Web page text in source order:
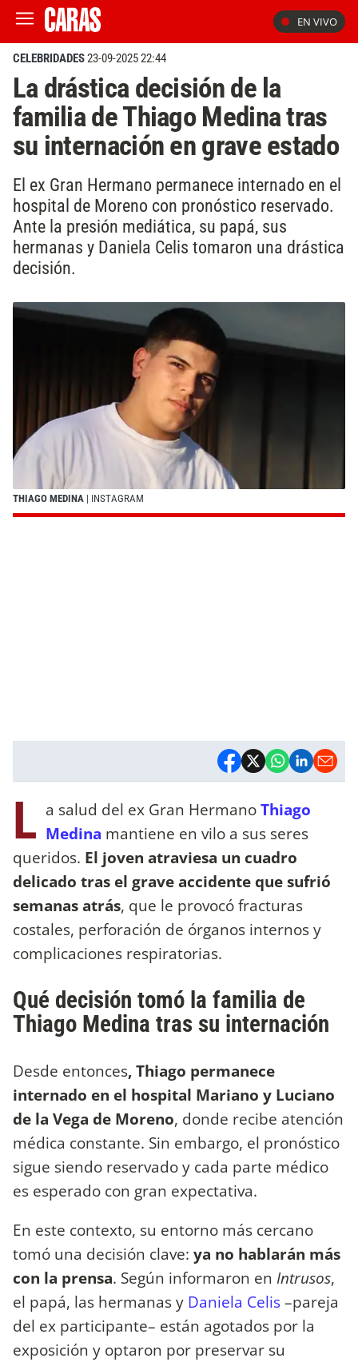
EN VIVO
CELEBRIDADES23-09-2025 22:44
La drástica decisión de la
familia de Thiago Medina tras
su internación en grave estado
El ex Gran Hermano permanece internado en el
hospital de Moreno con pronóstico reservado.
Ante la presión mediática, su papá, sus
hermanas y Daniela Celis tomaron una drástica
decisión.
THIAGO MEDINA | INSTAGRAM
L a salud del ex Gran HermanoThiago
Medina mantiene en vilo a sus seres
queridos. El joven atraviesa un cuadro
delicado tras el grave accidente que sufrió
semanas atrás, que le provocó fracturas
costales, perforación de órganos internos y
complicaciones respiratorias.
Qué decisión tomó la familia de
Thiago Medina tras su internación
Desde entonces, Thiago permanece
internado en el hospital Mariano y Luciano
de la Vega de Moreno, donde recibe atención
médica constante. Sin embargo, el pronóstico
sigue siendo reservado y cada parte médico
es esperado con gran expectativa.
En este contexto, su entorno más cercano
tomó una decisión clave: ya no hablarán más
con la prensa. Según informaron en Intrusos,
el papá, las hermanas y Daniela Celis–pareja
del ex participante– están agotados por la
exposición y optaron por preservar su